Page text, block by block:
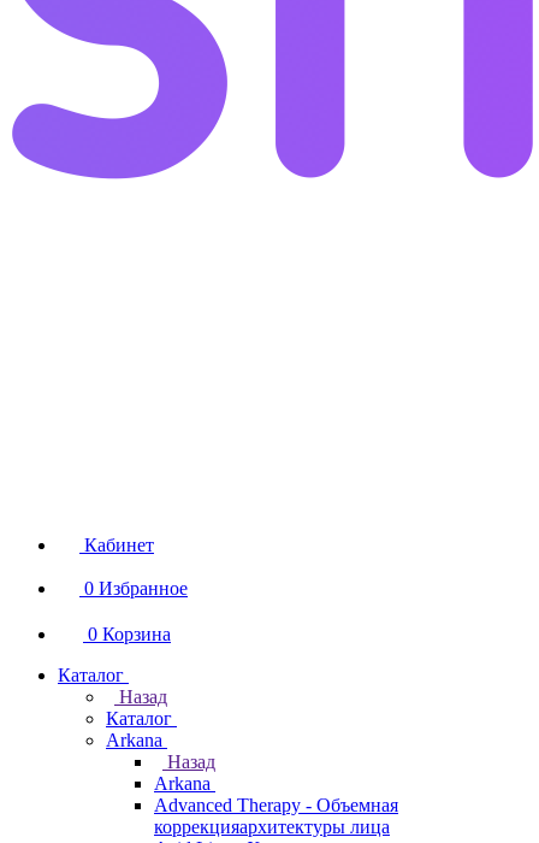
Кабинет
0 Избранное
0 Корзина
Каталог
Назад
Каталог
Arkana
Назад
Arkana
Advanced Therapy - Объемная
коррекцияархитектуры лица